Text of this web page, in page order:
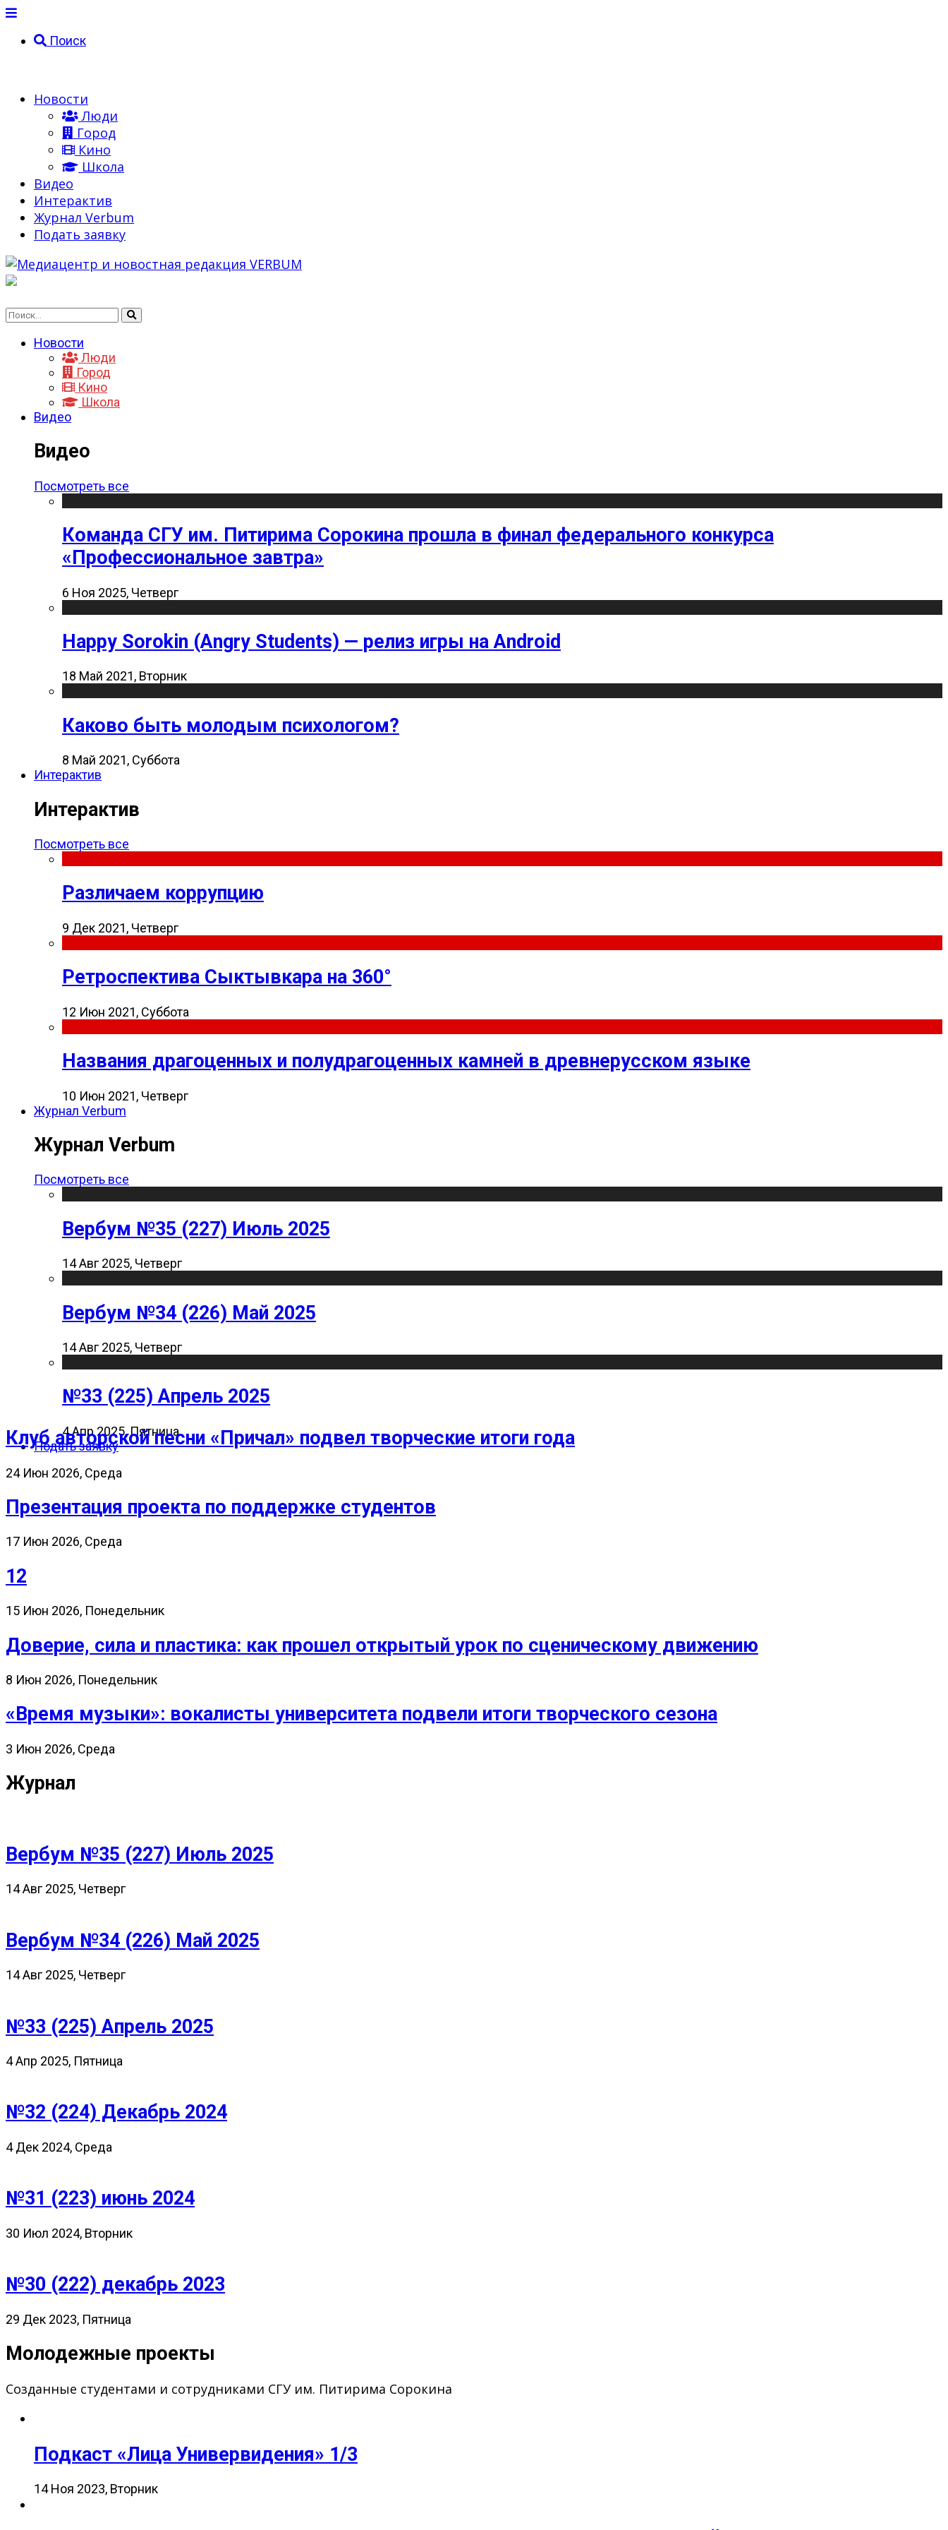
Поиск
Новости
Люди
Город
Кино
Школа
Видео
Интерактив
Журнал Verbum
Подать заявку
Новости
Люди
Город
Кино
Школа
Видео
Видео
Посмотреть все
Команда СГУ им. Питирима Сорокина прошла в финал федерального конкурса
«Профессиональное завтра»
6 Ноя 2025, Четверг
Happy Sorokin (Angry Students) — релиз игры на Android
18 Май 2021, Вторник
Каково быть молодым психологом?
8 Май 2021, Суббота
Интерактив
Интерактив
Посмотреть все
Различаем коррупцию
9 Дек 2021, Четверг
Ретроспектива Сыктывкара на 360°
12 Июн 2021, Суббота
Названия драгоценных и полудрагоценных камней в древнерусском языке
10 Июн 2021, Четверг
Журнал Verbum
Журнал Verbum
Посмотреть все
Вербум №35 (227) Июль 2025
14 Авг 2025, Четверг
Вербум №34 (226) Май 2025
14 Авг 2025, Четверг
№33 (225) Апрель 2025
4 Апр 2025, Пятница
Подать заявку
Клуб авторской песни «Причал» подвел творческие итоги года
24 Июн 2026, Среда
Презентация проекта по поддержке студентов
17 Июн 2026, Среда
12
15 Июн 2026, Понедельник
Доверие, сила и пластика: как прошел открытый урок по сценическому движению
8 Июн 2026, Понедельник
«Время музыки»: вокалисты университета подвели итоги творческого сезона
3 Июн 2026, Среда
Журнал
Вербум №35 (227) Июль 2025
14 Авг 2025, Четверг
Вербум №34 (226) Май 2025
14 Авг 2025, Четверг
№33 (225) Апрель 2025
4 Апр 2025, Пятница
№32 (224) Декабрь 2024
4 Дек 2024, Среда
№31 (223) июнь 2024
30 Июл 2024, Вторник
№30 (222) декабрь 2023
29 Дек 2023, Пятница
Молодежные проекты
Созданные студентами и сотрудниками СГУ им. Питирима Сорокина
Подкаст «Лица Универвидения» 1/3
14 Ноя 2023, Вторник